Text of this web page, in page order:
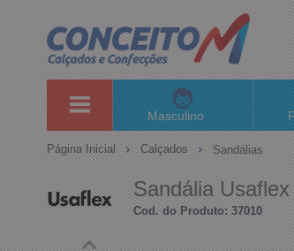
Masculino
Página Inicial Calçados Sandálias
Sandália
Cod. do Produto: 37010